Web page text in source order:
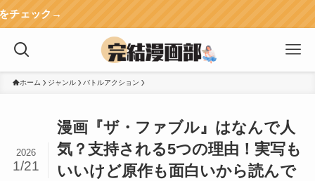
ホーム ジャンル バトルアクション
漫画『ザ・ファブル』はなんで人
気？支持される5つの理由！実写も
いいけど原作も面白いから読んで
2026
1/21